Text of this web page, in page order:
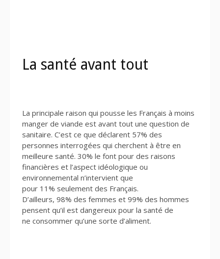
La santé avant tout
La principale raison qui pousse les Français à moins
manger de viande est avant tout une question de
sanitaire. C’est ce que déclarent 57% des
personnes interrogées qui cherchent à être en
meilleure santé. 30% le font pour des raisons
financières et l’aspect idéologique ou
environnemental n’intervient que
pour 11% seulement des Français.
D’ailleurs, 98% des femmes et 99% des hommes
pensent qu’il est dangereux pour la santé de
ne consommer qu’une sorte d’aliment.